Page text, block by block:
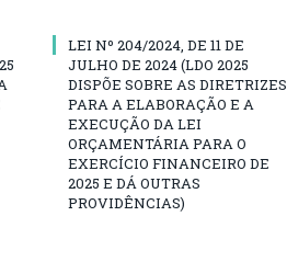
LEI Nº 204/2024, DE 11 DE
JULHO DE 2024 (LDO 2025
DISPÕE SOBRE AS DIRETRIZES
PARA A ELABORAÇÃO E A
EXECUÇÃO DA LEI
ORÇAMENTÁRIA PARA O
EXERCÍCIO FINANCEIRO DE
2025 E DÁ OUTRAS
PROVIDÊNCIAS)